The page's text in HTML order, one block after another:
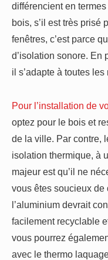
différencient en
bois, s’il est très prisé
fenêtres, c’est parce
d’isolation sonore. En
il s’adapte à toutes les
Pour l’installation de
optez pour le bois et
de la ville. Par contre,
isolation thermique, à
majeur est qu’il ne
vous êtes soucieux de
l’aluminium devrait
facilement recyclable
vous pourrez
avec le thermo